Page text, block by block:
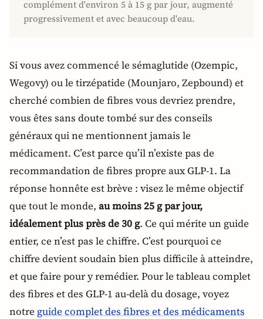
complément d'environ 5 à 15 g par jour, augmenté
progressivement et avec beaucoup d'eau.
Si vous avez commencé le sémaglutide (Ozempic,
Wegovy) ou le tirzépatide (Mounjaro, Zepbound) et
cherché combien de fibres vous devriez prendre,
vous êtes sans doute tombé sur des conseils
généraux qui ne mentionnent jamais le
médicament. C’est parce qu’il n’existe pas de
recommandation de fibres propre aux GLP-1. La
réponse honnête est brève : visez le même objectif
que tout le monde, au moins 25 g par jour,
idéalement plus près de 30 g. Ce qui mérite un guide
entier, ce n’est pas le chiffre. C’est pourquoi ce
chiffre devient soudain bien plus difficile à atteindre,
et que faire pour y remédier. Pour le tableau complet
des fibres et des GLP-1 au-delà du dosage, voyez
notre guide complet des fibres et des médicaments